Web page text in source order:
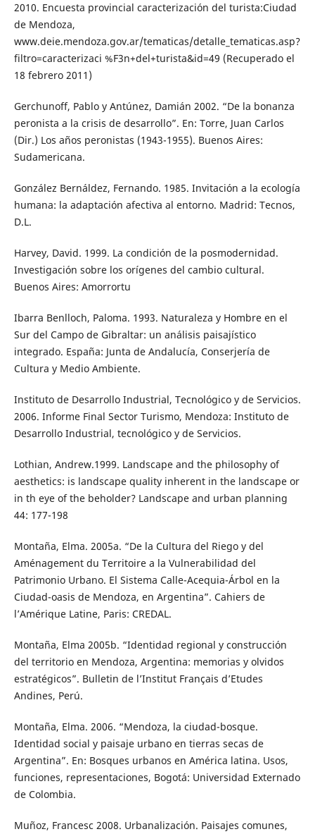
2010. Encuesta provincial caracterización del turista:Ciudad
de Mendoza,
www.deie.mendoza.gov.ar/tematicas/detalle_tematicas.asp?
filtro=caracterizaci %F3n+del+turista&id=49 (Recuperado el
18 febrero 2011)
Gerchunoff, Pablo y Antúnez, Damián 2002. “De la bonanza
peronista a la crisis de desarrollo”. En: Torre, Juan Carlos
(Dir.) Los años peronistas (1943-1955). Buenos Aires:
Sudamericana.
González Bernáldez, Fernando. 1985. Invitación a la ecología
humana: la adaptación afectiva al entorno. Madrid: Tecnos,
D.L.
Harvey, David. 1999. La condición de la posmodernidad.
Investigación sobre los orígenes del cambio cultural.
Buenos Aires: Amorrortu
Ibarra Benlloch, Paloma. 1993. Naturaleza y Hombre en el
Sur del Campo de Gibraltar: un análisis paisajístico
integrado. España: Junta de Andalucía, Conserjería de
Cultura y Medio Ambiente.
Instituto de Desarrollo Industrial, Tecnológico y de Servicios.
2006. Informe Final Sector Turismo, Mendoza: Instituto de
Desarrollo Industrial, tecnológico y de Servicios.
Lothian, Andrew.1999. Landscape and the philosophy of
aesthetics: is landscape quality inherent in the landscape or
in th eye of the beholder? Landscape and urban planning
44: 177-198
Montaña, Elma. 2005a. “De la Cultura del Riego y del
Aménagement du Territoire a la Vulnerabilidad del
Patrimonio Urbano. El Sistema Calle-Acequia-Árbol en la
Ciudad-oasis de Mendoza, en Argentina”. Cahiers de
l’Amérique Latine, Paris: CREDAL.
Montaña, Elma 2005b. “Identidad regional y construcción
del territorio en Mendoza, Argentina: memorias y olvidos
estratégicos”. Bulletin de l’Institut Français d’Etudes
Andines, Perú.
Montaña, Elma. 2006. “Mendoza, la ciudad-bosque.
Identidad social y paisaje urbano en tierras secas de
Argentina”. En: Bosques urbanos en América latina. Usos,
funciones, representaciones, Bogotá: Universidad Externado
de Colombia.
Muñoz, Francesc 2008. Urbanalización. Paisajes comunes,